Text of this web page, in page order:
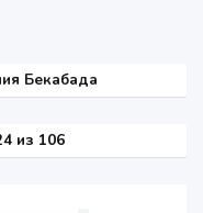
Бекабада
из 106